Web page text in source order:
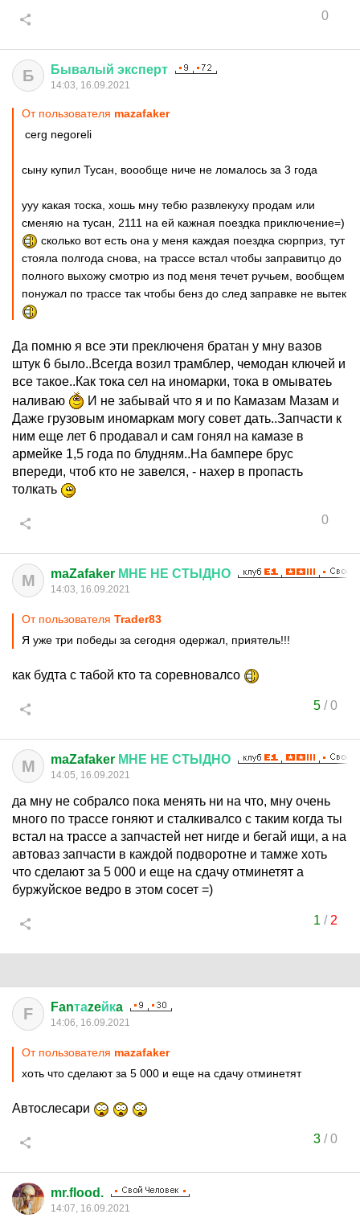
0
Б Бывалый эксперт
14:03, 16.09.2021
От пользователя mazafaker
cerg negoreli
сыну купил Тусан, воообще ниче не ломалось за 3 года
ууу какая тоска, хошь мну тебю развлекуху продам или
сменяю на тусан, 2111 на ей кажная поездка приключение=)
сколько вот есть она у меня каждая поездка сюрприз, тут
стояла полгода снова, на трассе встал чтобы заправитцо до
полного выхожу смотрю из под меня течет ручьем, вообщем
понужал по трассе так чтобы бенз до след заправке не вытек
Да помню я все эти преключеня братан у мну вазов
штук 6 было..Всегда возил трамблер, чемодан ключей и
все такое..Как тока сел на иномарки, тока в омыватеь
наливаю
И не забывай что я и по Камазам Мазам и
Даже грузовым иномаркам могу совет дать..Запчасти к
ним еще лет 6 продавал и сам гонял на камазе в
армейке 1,5 года по блудням..На бампере брус
впереди, чтоб кто не завелся, - нахер в пропасть
толкать
0
M maZafaker МНЕ НЕ СТЫДНО
14:03, 16.09.2021
От пользователя Trader83
Я уже три победы за сегодня одержал, приятель!!!
как будта с табой кто та соревновалсо
5/0
M maZafaker МНЕ НЕ СТЫДНО
14:05, 16.09.2021
да мну не собралсо пока менять ни на что, мну очень
много по трассе гоняют и сталкивалсо с таким когда ты
встал на трассе а запчастей нет нигде и бегай ищи, а на
автоваз запчасти в каждой подворотне и тамже хоть
что сделают за 5 000 и еще на сдачу отминетят а
буржуйское ведро в этом сосет =)
1 / 2
F Fanтаzeйкa
14:06, 16.09.2021
От пользователя mazafaker
хоть что сделают за 5 000 и еще на сдачу отминетят
Автослесари
3/0
mr.flood.
14:07, 16.09.2021